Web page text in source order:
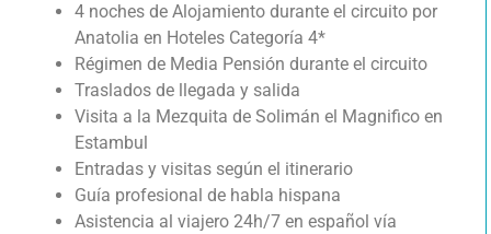
4 noches de Alojamiento durante el circuito por
Anatolia en Hoteles Categoría 4*
Régimen de Media Pensión durante el circuito
Traslados de llegada y salida
Visita a la Mezquita de Solimán el Magnifico en
Estambul
Entradas y visitas según el itinerario
Guía profesional de habla hispana
Asistencia al viajero 24h/7 en español vía